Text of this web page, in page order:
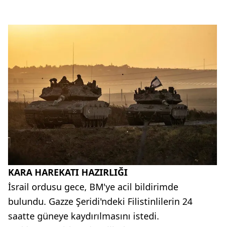
KARA HAREKATI HAZIRLIĞI
İsrail ordusu gece, BM'ye acil bildirimde
bulundu. Gazze Şeridi'ndeki Filistinlilerin 24
saatte güneye kaydırılmasını istedi.